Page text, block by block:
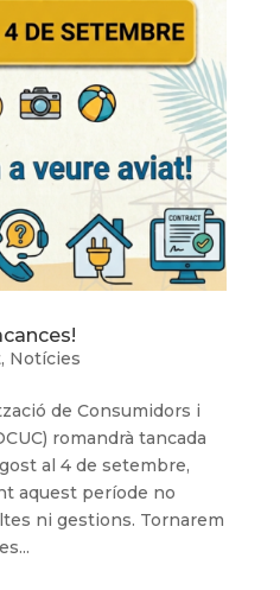
, Notícies
de Consumidors i
romandrà tancada
al 4 de setembre,
aquest període no
ni gestions. Tornarem